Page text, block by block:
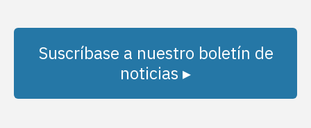
Suscríbase a nuestro boletín de
noticias ▸